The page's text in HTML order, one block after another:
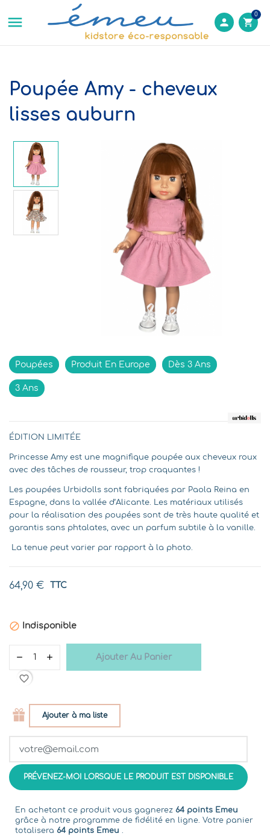
 person shopping_cart
0
Poupée Amy - cheveux
lisses auburn
Poupées Produit En Europe Dès 3 Ans
3 Ans
ÉDITION LIMITÉE
Princesse Amy est une magnifique poupée aux cheveux roux
avec des tâches de rousseur, trop craquantes !
Les poupées Urbidolls sont fabriquées par Paola Reina en
Espagne, dans la vallée d’Alicante. Les matériaux utilisés
pour la réalisation des poupées sont de très haute qualité et
garantis sans phtalates, avec un parfum subtile à la vanille.
La tenue peut varier par rapport à la photo.
64,90 € TTC
 Indisponible
Ajouter Au Panier
favorite_border
Ajouter à ma liste
PRÉVENEZ-MOI LORSQUE LE PRODUIT EST DISPONIBLE
En achetant ce produit vous gagnerez 64 points Emeu
grâce à notre programme de fidélité en ligne. Votre panier
totalisera 64 points Emeu .